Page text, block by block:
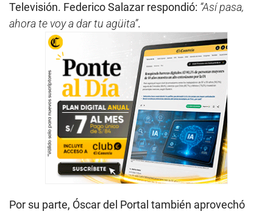
Televisión. Federico Salazar respondió: “Así pasa,
ahora te voy a dar tu agüita”.
Por su parte, Óscar del Portal también aprovechó